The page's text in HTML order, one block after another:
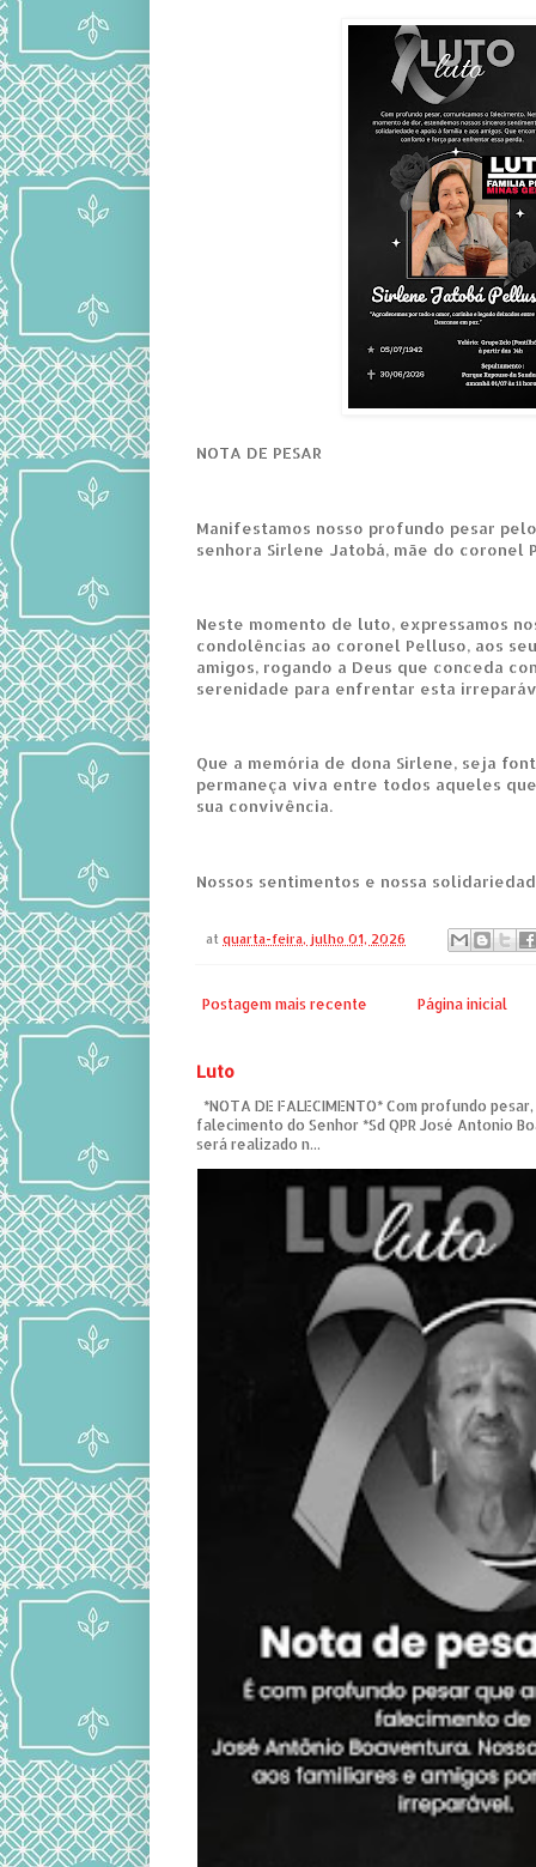
NOTA DE PESAR
Manifestamos nosso profundo pesar
senhora Sirlene Jatobá, mãe do coronel
Neste momento de luto, expressamos
condolências ao coronel Pelluso, aos
amigos, rogando a Deus que conceda
serenidade para enfrentar esta
Que a memória de dona Sirlene, seja
permaneça viva entre todos aqueles
sua convivência.
Nossos sentimentos e nossa
atquarta-feira, julho 01, 2026
Postagem mais recente Página inicial
Luto
*NOTA DE FALECIMENTO* Com profundo
falecimento do Senhor *Sd QPR José Antonio
será realizado n...